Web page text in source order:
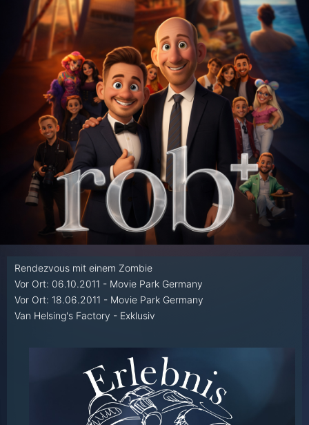
Rendezvous mit einem Zombie
Vor Ort: 06.10.2011 - Movie Park Germany
Vor Ort: 18.06.2011 - Movie Park Germany
Van Helsing's Factory - Exklusiv